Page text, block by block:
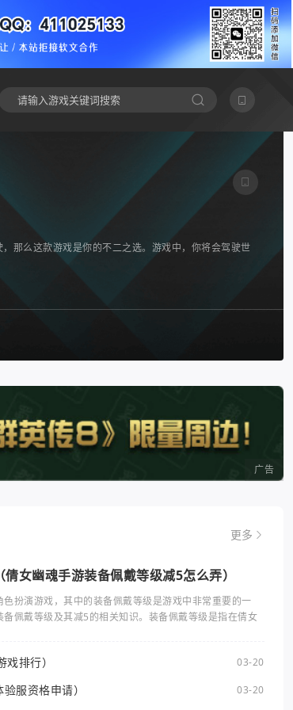
那么这款游戏是你的不二之选。游戏中，你将会驾驶世
广告
更多
女幽魂手游装备佩戴等级减5怎么弄）
扮演游戏，其中的装备佩戴等级是游戏中非常重要的一
佩戴等级及其减5的相关知识。装备佩戴等级是指在倩女
排行） 03-20
服资格申请） 03-20